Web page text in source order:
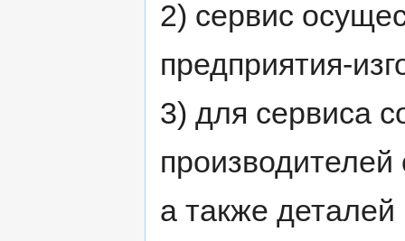
2) сервис
предприятия-
3) для сервиса
а также деталей